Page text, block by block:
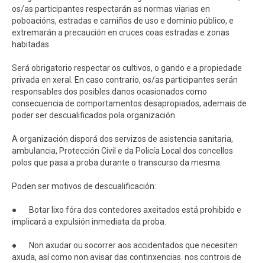
os/as participantes respectarán as normas viarias en
poboacións, estradas e camiños de uso e dominio público, e
extremarán a precaución en cruces coas estradas e zonas
habitadas.
Será obrigatorio respectar os cultivos, o gando e a propiedade
privada en xeral. En caso contrario, os/as participantes serán
responsables dos posibles danos ocasionados como
consecuencia de comportamentos desapropiados, ademais de
poder ser descualificados pola organización.
A organización disporá dos servizos de asistencia sanitaria,
ambulancia, Protección Civil e da Policía Local dos concellos
polos que pasa a proba durante o transcurso da mesma.
Poden ser motivos de descualificación:
● Botar lixo fóra dos contedores axeitados está prohibido e
implicará a expulsión inmediata da proba.
● Non axudar ou socorrer aos accidentados que necesiten
axuda, así como non avisar das continxencias. nos controis de